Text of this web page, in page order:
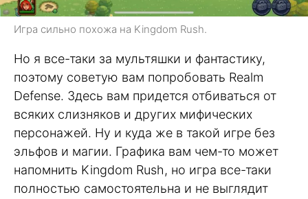
Игра сильно похожа на Kingdom Rush.
Но я все-таки за мультяшки и фантастику,
поэтому советую вам попробовать Realm
Defense. Здесь вам придется отбиваться от
всяких слизняков и других мифических
персонажей. Ну и куда же в такой игре без
эльфов и магии. Графика вам чем-то может
напомнить Kingdom Rush, но игра все-таки
полностью самостоятельна и не выглядит